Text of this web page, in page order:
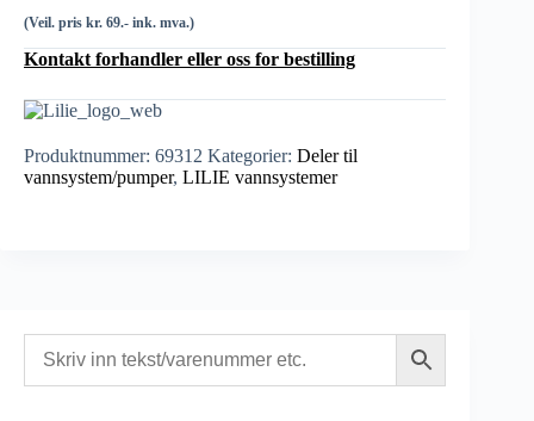
(Veil. pris kr. 69.- ink. mva.)
Kontakt forhandler eller oss for bestilling
Produktnummer: 69312 Kategorier: Deler til
vannsystem/pumper, LILIE vannsystemer